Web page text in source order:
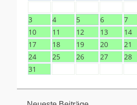
3
4 5 6 7
10
11 12 13 14
17
18 19 20 21
24
25 26 27 28
31